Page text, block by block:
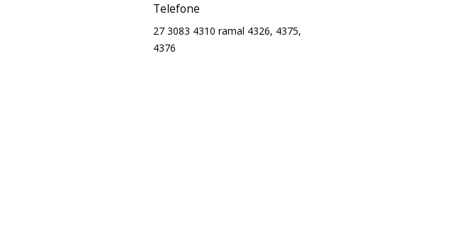
Telefone
27 3083 4310 ramal 4326, 4375,
4376